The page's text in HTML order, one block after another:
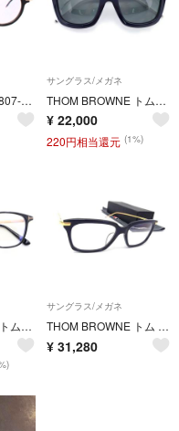
トムブラウン TB-807-A-45 ボストンフレームトリコロールサングラス メンズ 45□23-148
サングラス/メガネ
THOM BROWNE トムブラウン ビッグフレームサングラス アイウェア メガネ 眼鏡 カラーレンズ ネイビー/ホワイト TB-501-C-T-NVY-WHT-54
¥ 22,000
220円相当還元 (1%)
THOM BROWNE トムブラウン TF5594-D-B クリアレンズ サングラス メガネ 眼鏡 ブラック
サングラス/メガネ
THOM BROWNE トム ブラウン メガネ メガネフレーム TB-701-D-NVY-GLD-53 ダークネイビー ゴールド系 アセテート メタル メンズ 伊達メガネ アイウェア 美品
¥ 31,280